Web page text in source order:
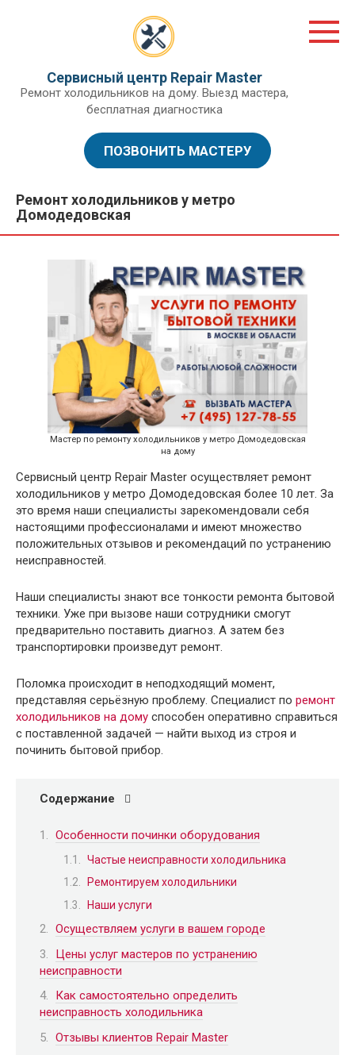
Сервисный центр Repair Master
Ремонт холодильников на дому. Выезд мастера,
бесплатная диагностика
ПОЗВОНИТЬ МАСТЕРУ
Ремонт холодильников у метро
Домодедовская
Мастер по ремонту холодильников у метро Домодедовская
на дому
Сервисный центр Repair Master осуществляет ремонт
холодильников у метро Домодедовская более 10 лет. За
это время наши специалисты зарекомендовали себя
настоящими профессионалами и имеют множество
положительных отзывов и рекомендаций по устранению
неисправностей.
Наши специалисты знают все тонкости ремонта бытовой
техники. Уже при вызове наши сотрудники смогут
предварительно поставить диагноз. А затем без
транспортировки произведут ремонт.
Поломка происходит в неподходящий момент,
представляя серьёзную проблему. Специалист по ремонт
холодильников на дому способен оперативно справиться
с поставленной задачей — найти выход из строя и
починить бытовой прибор.
Содержание
Особенности починки оборудования
Частые неисправности холодильника
Ремонтируем холодильники
Наши услуги
Осуществляем услуги в вашем городе
Цены услуг мастеров по устранению
неисправности
Как самостоятельно определить
неисправность холодильника
Отзывы клиентов Repair Master